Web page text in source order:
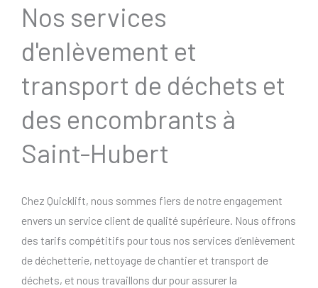
Nos services
d'enlèvement et
transport de déchets et
des encombrants à
Saint-Hubert
Chez Quicklift, nous sommes fiers de notre engagement
envers un service client de qualité supérieure. Nous offrons
des tarifs compétitifs pour tous nos services d’enlèvement
de déchetterie, nettoyage de chantier et transport de
déchets, et nous travaillons dur pour assurer la